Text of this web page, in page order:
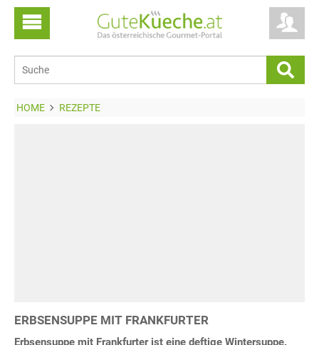
HOME REZEPTE
ERBSENSUPPE MIT FRANKFURTER
Erbsensuppe mit Frankfurter ist eine deftige Wintersuppe.